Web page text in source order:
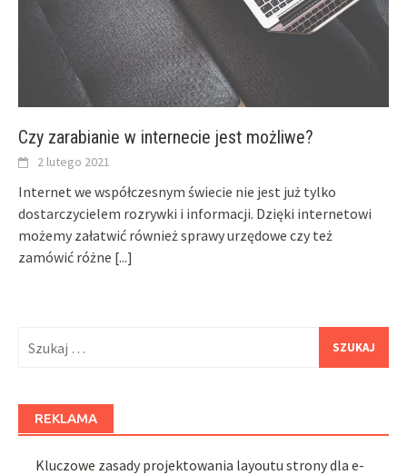
Czy zarabianie w internecie jest możliwe?
2 lutego 2021
Internet we współczesnym świecie nie jest już tylko
dostarczycielem rozrywki i informacji. Dzięki internetowi
możemy załatwić również sprawy urzędowe czy też
zamówić różne [...]
REKLAMA
Kluczowe zasady projektowania layoutu strony dla e-